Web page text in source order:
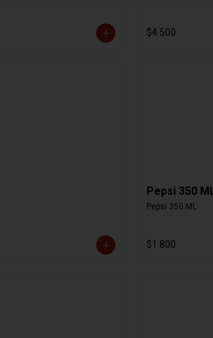
$4.500
Pepsi 350
Pepsi 350 ML
$1.800